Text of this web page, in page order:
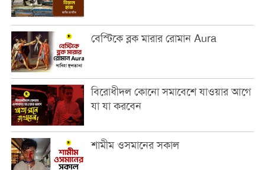
বেস্টিকে ব্লক মারার রোমান Aura
বিরোধীদল কোনো সমাবেশে যাওয়ার আগে
যা যা করবেন
শামীম ওসমানের সকাল